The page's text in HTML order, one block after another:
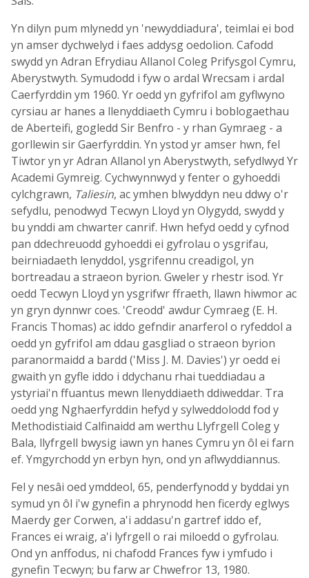
Yn dilyn pum mlynedd yn 'newyddiadura', teimlai ei bod
yn amser dychwelyd i faes addysg oedolion. Cafodd
swydd yn Adran Efrydiau Allanol Coleg Prifysgol Cymru,
Aberystwyth. Symudodd i fyw o ardal Wrecsam i ardal
Caerfyrddin ym 1960. Yr oedd yn gyfrifol am gyflwyno
cyrsiau ar hanes a llenyddiaeth Cymru i boblogaethau
de Aberteifi, gogledd Sir Benfro - y rhan Gymraeg - a
gorllewin sir Gaerfyrddin. Yn ystod yr amser hwn, fel
Tiwtor yn yr Adran Allanol yn Aberystwyth, sefydlwyd Yr
Academi Gymreig. Cychwynnwyd y fenter o gyhoeddi
cylchgrawn, Taliesin, ac ymhen blwyddyn neu ddwy o'r
sefydlu, penodwyd Tecwyn Lloyd yn Olygydd, swydd y
bu ynddi am chwarter canrif. Hwn hefyd oedd y cyfnod
pan ddechreuodd gyhoeddi ei gyfrolau o ysgrifau,
beirniadaeth lenyddol, ysgrifennu creadigol, yn
bortreadau a straeon byrion. Gweler y rhestr isod. Yr
oedd Tecwyn Lloyd yn ysgrifwr ffraeth, llawn hiwmor ac
yn gryn dynnwr coes. 'Creodd' awdur Cymraeg (E. H.
Francis Thomas) ac iddo gefndir anarferol o ryfeddol a
oedd yn gyfrifol am ddau gasgliad o straeon byrion
paranormaidd a bardd ('Miss J. M. Davies') yr oedd ei
gwaith yn gyfle iddo i ddychanu rhai tueddiadau a
ystyriai'n ffuantus mewn llenyddiaeth ddiweddar. Tra
oedd yng Nghaerfyrddin hefyd y sylweddolodd fod y
Methodistiaid Calfinaidd am werthu Llyfrgell Coleg y
Bala, llyfrgell bwysig iawn yn hanes Cymru yn ôl ei farn
ef. Ymgyrchodd yn erbyn hyn, ond yn aflwyddiannus.
Fel y nesâi oed ymddeol, 65, penderfynodd y byddai yn
symud yn ôl i'w gynefin a phrynodd hen ficerdy eglwys
Maerdy ger Corwen, a'i addasu'n gartref iddo ef,
Frances ei wraig, a'i lyfrgell o rai miloedd o gyfrolau.
Ond yn anffodus, ni chafodd Frances fyw i ymfudo i
gynefin Tecwyn; bu farw ar Chwefror 13, 1980.